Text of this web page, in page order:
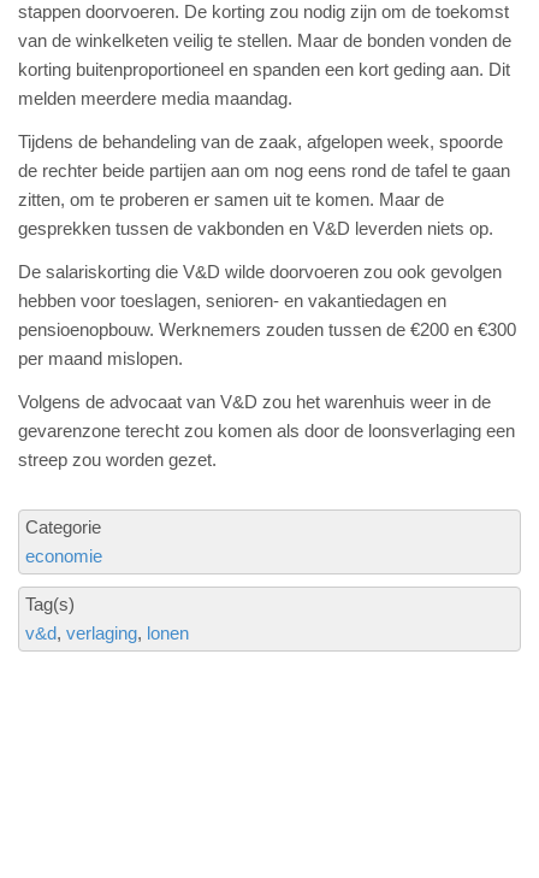
stappen doorvoeren. De korting zou nodig zijn om de toekomst
van de winkelketen veilig te stellen. Maar de bonden vonden de
korting buitenproportioneel en spanden een kort geding aan. Dit
melden meerdere media maandag.
Tijdens de behandeling van de zaak, afgelopen week, spoorde
de rechter beide partijen aan om nog eens rond de tafel te gaan
zitten, om te proberen er samen uit te komen. Maar de
gesprekken tussen de vakbonden en V&D leverden niets op.
De salariskorting die V&D wilde doorvoeren zou ook gevolgen
hebben voor toeslagen, senioren- en vakantiedagen en
pensioenopbouw. Werknemers zouden tussen de €200 en €300
per maand mislopen.
Volgens de advocaat van V&D zou het warenhuis weer in de
gevarenzone terecht zou komen als door de loonsverlaging een
streep zou worden gezet.
Categorie
economie
Tag(s)
v&d verlaging lonen